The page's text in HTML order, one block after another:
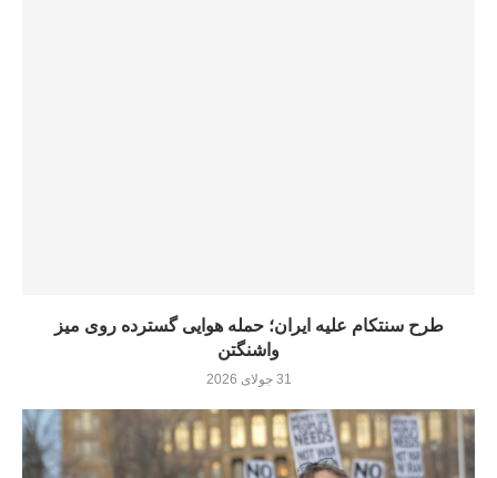
طرح سنتکام علیه ایران؛ حمله هوایی گسترده روی میز
واشنگتن
31 جولای 2026